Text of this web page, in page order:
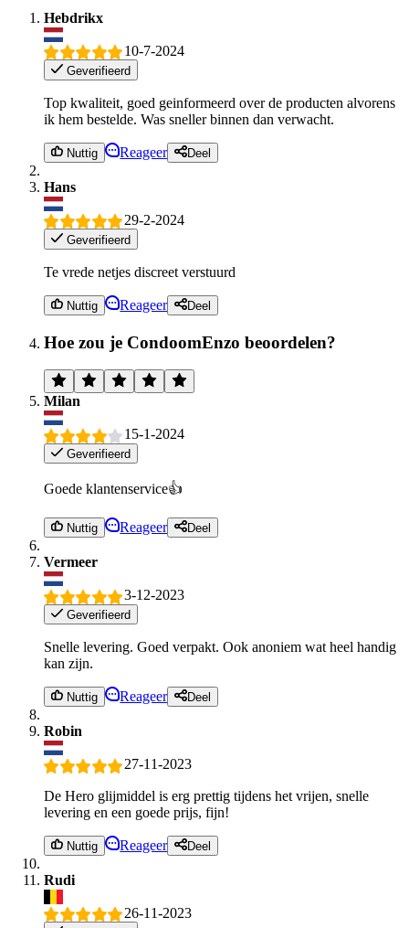
Hebdrikx
10-7-2024
Geverifieerd
Top kwaliteit, goed geinformeerd over de producten alvorens
ik hem bestelde. Was sneller binnen dan verwacht.
Nuttig Reageer Deel
Hans
29-2-2024
Geverifieerd
Te vrede netjes discreet verstuurd
Nuttig Reageer Deel
Hoe zou je CondoomEnzo beoordelen?
Milan
15-1-2024
Geverifieerd
Goede klantenservice👍
Nuttig Reageer Deel
Vermeer
3-12-2023
Geverifieerd
Snelle levering. Goed verpakt. Ook anoniem wat heel handig
kan zijn.
Nuttig Reageer Deel
Robin
27-11-2023
De Hero glijmiddel is erg prettig tijdens het vrijen, snelle
levering en een goede prijs, fijn!
Nuttig Reageer Deel
Rudi
26-11-2023